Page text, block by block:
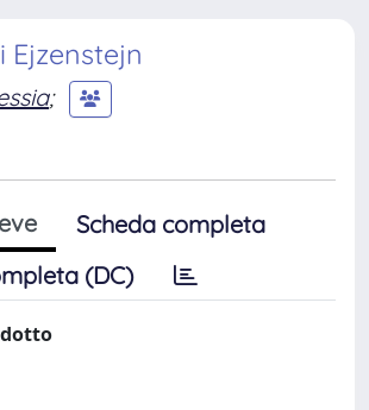
Ejzenstejn
;
Scheda completa
(DC)